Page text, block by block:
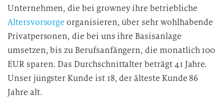
Unternehmen, die bei growney ihre betriebliche
Altersvorsorge organisieren, über sehr wohlhabende
Privatpersonen, die bei uns ihre Basisanlage
umsetzen, bis zu Berufsanfängern, die monatlich 100
EUR sparen. Das Durchschnittalter beträgt 41 Jahre.
Unser jüngster Kunde ist 18, der älteste Kunde 86
Jahre alt.